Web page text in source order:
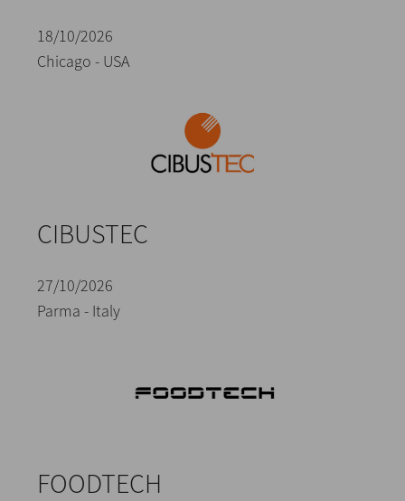
18/10/2026
Chicago - USA
CIBUSTEC
27/10/2026
Parma - Italy
FOODTECH